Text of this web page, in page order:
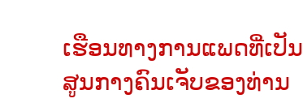
ເຮືອນທາງການແພດທີ່ເປັນ
ສູນກາງຄົນເຈັບຂອງທ່ານ